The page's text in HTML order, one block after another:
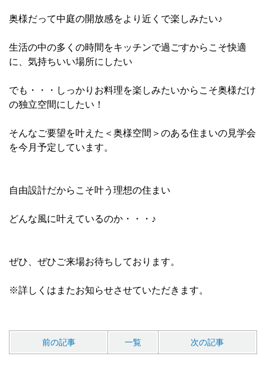
奥様だって中庭の開放感をより近くで楽しみたい♪
生活の中の多くの時間をキッチンで過ごすからこそ快適
に、気持ちいい場所にしたい
でも・・・しっかりお料理を楽しみたいからこそ奥様だけ
の独立空間にしたい！
そんなご要望を叶えた＜奥様空間＞のある住まいの見学会
を今月予定しています。
自由設計だからこそ叶う理想の住まい
どんな風に叶えているのか・・・♪
ぜひ、ぜひご来場お待ちしております。
※詳しくはまたお知らせさせていただきます。
前の記事 一覧 次の記事